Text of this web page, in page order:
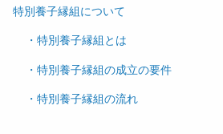
特別養子縁組について
・特別養子縁組とは
・特別養子縁組の成立の要件
・特別養子縁組の流れ